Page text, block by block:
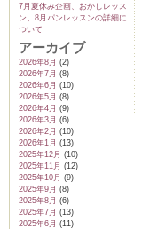
7月夏休み企画、おかしレッス
ン、8月パンレッスンの詳細に
ついて
アーカイブ
2026年8月 (2)
2026年7月 (8)
2026年6月 (10)
2026年5月 (8)
2026年4月 (9)
2026年3月 (6)
2026年2月 (10)
2026年1月 (13)
2025年12月 (10)
2025年11月 (12)
2025年10月 (9)
2025年9月 (8)
2025年8月 (6)
2025年7月 (13)
2025年6月 (11)